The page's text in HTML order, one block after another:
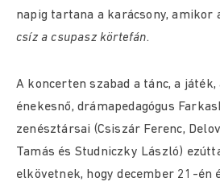
napig tartana a karácsony, amikor
csíz a csupasz körtefán.
A koncerten szabad a tánc, a játék,
énekesnő, drámapedagógus
zenésztársai (Csiszár Ferenc,
Tamás és Studniczky László)
elkövetnek, hogy december 21-én